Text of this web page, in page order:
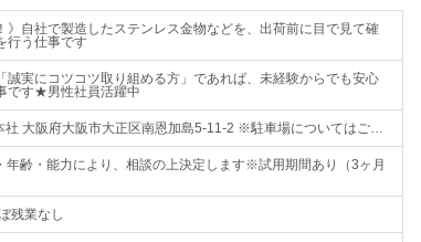
》自社で製造したステンレス金物などを、出荷前に目で見て確
行う仕事です
誠実にコツコツ取り組める方」であれば、未経験からでも安心
です★男性社員活躍中
社 大阪府大阪市大正区南恩加島5-11-2 ※駐車場についてはご…
齢・能力により、相談の上決定します※試用期間あり（3ヶ月
残業なし